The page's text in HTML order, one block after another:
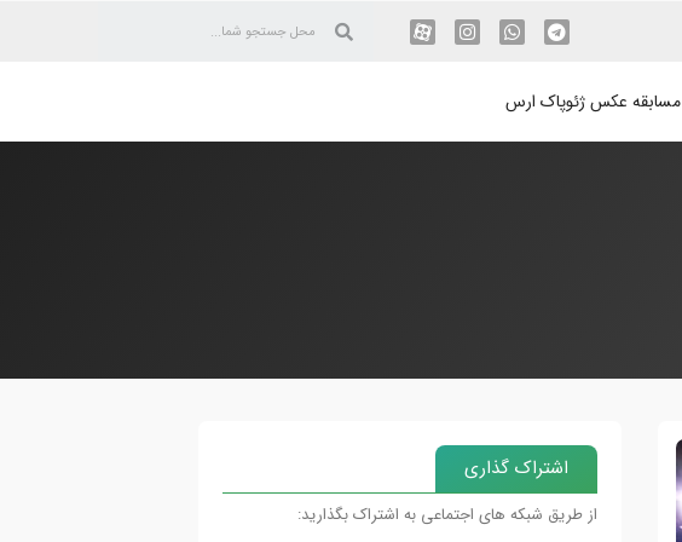
مسابقه عکس ژئوپاک ارس
اشتراک گذاری
از طریق شبکه های اجتماعی به اشتراک بگذارید: